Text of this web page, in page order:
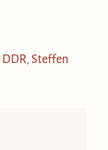
DDR,Steffen